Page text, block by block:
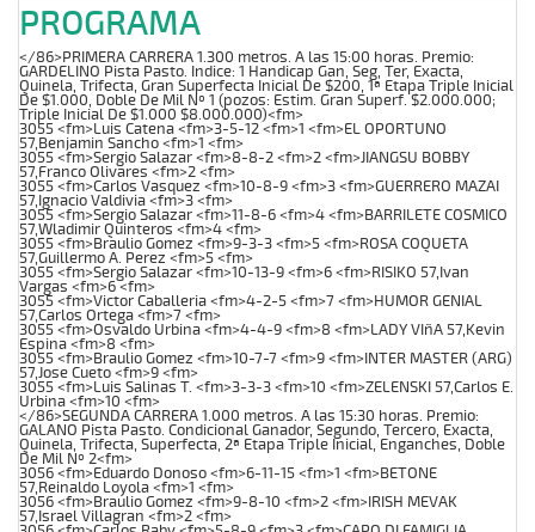
PROGRAMA
</86>PRIMERA CARRERA 1.300 metros. A las 15:00 horas. Premio:
GARDELINO Pista Pasto. Indice: 1 Handicap Gan, Seg, Ter, Exacta,
Quinela, Trifecta, Gran Superfecta Inicial De $200, 1ª Etapa Triple Inicial
De $1.000, Doble De Mil Nº 1 (pozos: Estim. Gran Superf. $2.000.000;
Triple Inicial De $1.000 $8.000.000)<fm>
3055 <fm>Luis Catena <fm>3-5-12 <fm>1 <fm>EL OPORTUNO
57,Benjamin Sancho <fm>1 <fm>
3055 <fm>Sergio Salazar <fm>8-8-2 <fm>2 <fm>JIANGSU BOBBY
57,Franco Olivares <fm>2 <fm>
3055 <fm>Carlos Vasquez <fm>10-8-9 <fm>3 <fm>GUERRERO MAZAI
57,Ignacio Valdivia <fm>3 <fm>
3055 <fm>Sergio Salazar <fm>11-8-6 <fm>4 <fm>BARRILETE COSMICO
57,Wladimir Quinteros <fm>4 <fm>
3055 <fm>Braulio Gomez <fm>9-3-3 <fm>5 <fm>ROSA COQUETA
57,Guillermo A. Perez <fm>5 <fm>
3055 <fm>Sergio Salazar <fm>10-13-9 <fm>6 <fm>RISIKO 57,Ivan
Vargas <fm>6 <fm>
3055 <fm>Victor Caballeria <fm>4-2-5 <fm>7 <fm>HUMOR GENIAL
57,Carlos Ortega <fm>7 <fm>
3055 <fm>Osvaldo Urbina <fm>4-4-9 <fm>8 <fm>LADY VIñA 57,Kevin
Espina <fm>8 <fm>
3055 <fm>Braulio Gomez <fm>10-7-7 <fm>9 <fm>INTER MASTER (ARG)
57,Jose Cueto <fm>9 <fm>
3055 <fm>Luis Salinas T. <fm>3-3-3 <fm>10 <fm>ZELENSKI 57,Carlos E.
Urbina <fm>10 <fm>
</86>SEGUNDA CARRERA 1.000 metros. A las 15:30 horas. Premio:
GALANO Pista Pasto. Condicional Ganador, Segundo, Tercero, Exacta,
Quinela, Trifecta, Superfecta, 2ª Etapa Triple Inicial, Enganches, Doble
De Mil Nº 2<fm>
3056 <fm>Eduardo Donoso <fm>6-11-15 <fm>1 <fm>BETONE
57,Reinaldo Loyola <fm>1 <fm>
3056 <fm>Braulio Gomez <fm>9-8-10 <fm>2 <fm>IRISH MEVAK
57,Israel Villagran <fm>2 <fm>